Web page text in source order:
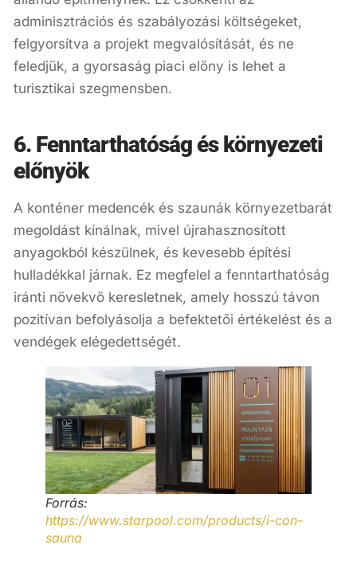
adminisztrációs és szabályozási költségeket,
felgyorsítva a projekt megvalósítását, és ne
feledjük, a gyorsaság piaci előny is lehet a
turisztikai szegmensben.
6. Fenntarthatóság és környezeti
előnyök
A konténer medencék és szaunák környezetbarát
megoldást kínálnak, mivel újrahasznosított
anyagokból készülnek, és kevesebb építési
hulladékkal járnak. Ez megfelel a fenntarthatóság
iránti növekvő keresletnek, amely hosszú távon
pozitívan befolyásolja a befektetői értékelést és a
vendégek elégedettségét.
Forrás:
https://www.starpool.com/products/i-con-
sauna